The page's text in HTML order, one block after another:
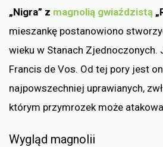
„Nigra” z magnolią gwiaździstą
mieszankę postanowiono
wieku w Stanach
Francis de Vos. Od tej pory jest
najpowszechniej uprawianych,
którym przymrozek może
Wygląd magnolii